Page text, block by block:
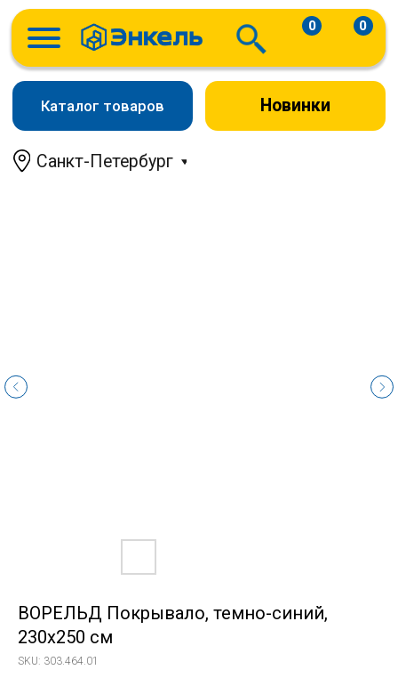
Новинки
Санкт-Петербург
ВОРЕЛЬД Покрывало, темно-синий,
230х250 см
SKU: 303.464.01